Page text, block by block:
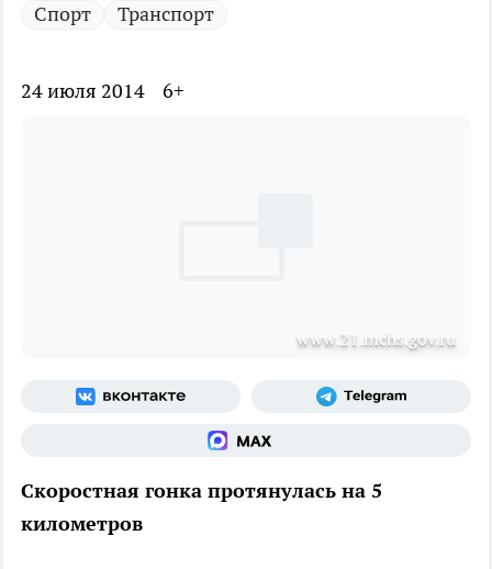
Спорт Транспорт
24 июля 2014 6+
www.21.mchs.gov.ru
Скоростная гонка протянулась на 5
километров